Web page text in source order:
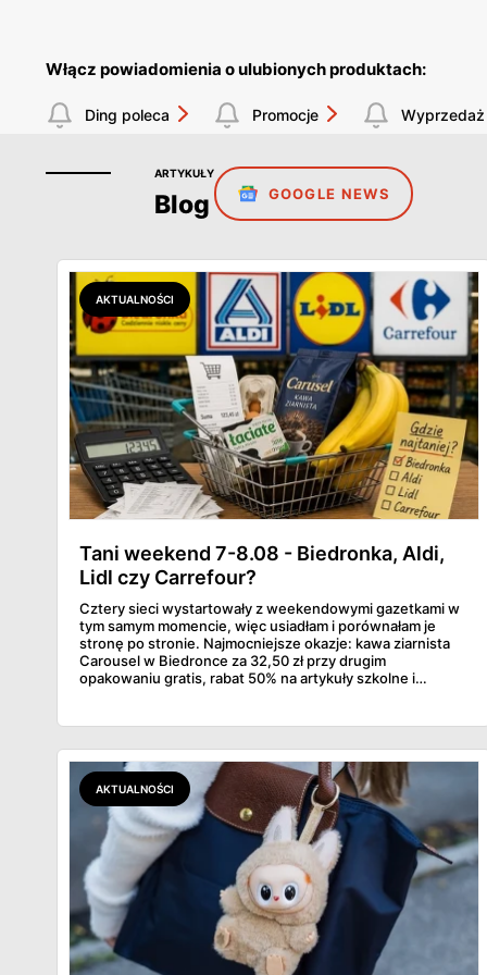
Włącz powiadomienia o ulubionych produktach:
Ding poleca Promocje Wyprzedaż
ARTYKUŁY
Blog GOOGLE NEWS
AKTUALNOŚCI
Tani weekend 7-8.08 - Biedronka, Aldi,
Lidl czy Carrefour?
Cztery sieci wystartowały z weekendowymi gazetkami w
tym samym momencie, więc usiadłam i porównałam je
stronę po stronie. Najmocniejsze okazje: kawa ziarnista
Carousel w Biedronce za 32,50 zł przy drugim
opakowaniu gratis, rabat 50% na artykuły szkolne i
odpowiada masłem za 2,99 zł. Werdykt w skrócie:
najwięcej wyciśniesz z Biedronki, po świeże warzywa jedź
do Aldi.
AKTUALNOŚCI